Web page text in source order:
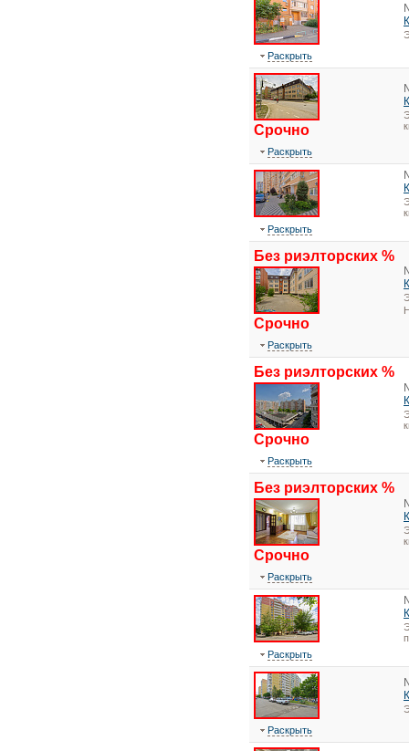
Раскрыть
Срочно
Раскрыть
Раскрыть
Без риэлторских %
Срочно
Раскрыть
Без риэлторских %
Срочно
Раскрыть
Без риэлторских %
Срочно
Раскрыть
Раскрыть
Раскрыть